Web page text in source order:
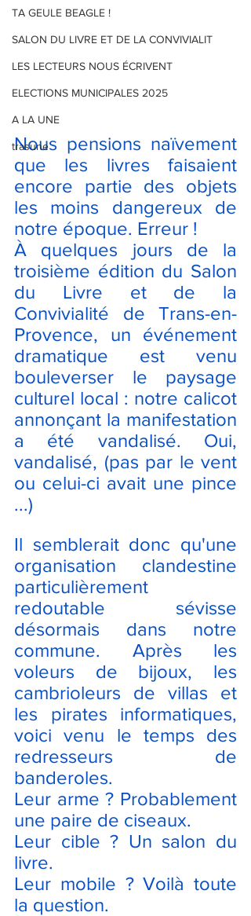
TA GEULE BEAGLE !
SALON DU LIVRE ET DE LA CONVIVIALIT
LES LECTEURS NOUS ÉCRIVENT
ELECTIONS MUNICIPALES 2025
A LA UNE
trasune
Nous pensions naïvement
que les livres faisaient
encore partie des objets
les moins dangereux de
notre époque. Erreur !
À quelques jours de la
troisième édition du Salon
du Livre et de la
Convivialité de Trans-en-
Provence, un événement
dramatique est venu
bouleverser le paysage
culturel local : notre calicot
annonçant la manifestation
a été vandalisé. Oui,
vandalisé, (pas par le vent
ou celui-ci avait une pince
...)
Il semblerait donc qu'une
organisation clandestine
particulièrement
redoutable sévisse
désormais dans notre
commune. Après les
voleurs de bijoux, les
cambrioleurs de villas et
les pirates informatiques,
voici venu le temps des
redresseurs de
banderoles.
Leur arme ? Probablement
une paire de ciseaux.
Leur cible ? Un salon du
livre.
Leur mobile ? Voilà toute
la question.